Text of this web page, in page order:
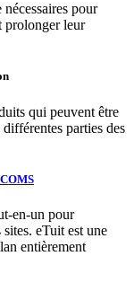
pour
prolonger leur
qui peuvent être
parties des
en-un pour
eTuit est une
entièrement